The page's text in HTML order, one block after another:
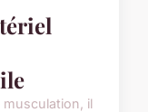
musculation, il